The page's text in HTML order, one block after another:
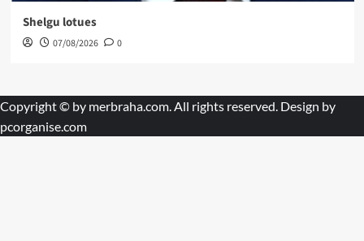
Shelgu lotues
07/08/2026 0
Copyright © by merbraha.com . All rights reserved. Design by
pcorganise.com